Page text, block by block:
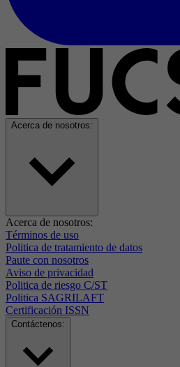
Acerca de nosotros:
Acerca de nosotros:
Términos de uso
Politica de tratamiento de datos
Paute con nosotros
Aviso de privacidad
Politica de riesgo C/ST
Politica SAGRILAFT
Certificación ISSN
Contáctenos: